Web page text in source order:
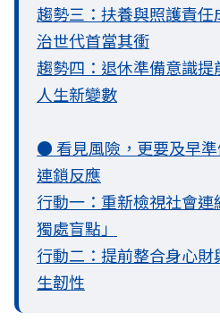
趨勢三：扶養與照護責
治世代首當其衝
趨勢四：退休準備意識
人生新變數
● 看見風險，更要及早
連鎖反應
行動一：重新檢視社會
獨處盲點」
行動二：提前整合身心
生韌性